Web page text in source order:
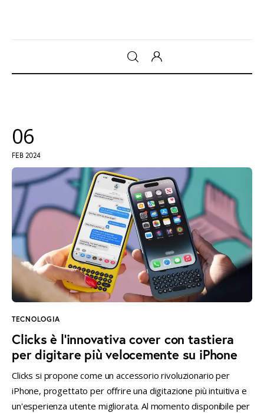
Intrattenimento
Web Log
instagramm
threadstwitter-
x
rss
06
FEB 2024
TECNOLOGIA
Clicks è l’innovativa cover con tastiera
per digitare più velocemente su iPhone
Clicks si propone come un accessorio rivoluzionario per
iPhone, progettato per offrire una digitazione più intuitiva e
un'esperienza utente migliorata. Al momento disponibile per